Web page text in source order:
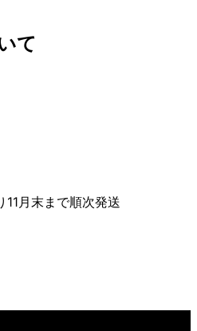
て
月末まで順次発送